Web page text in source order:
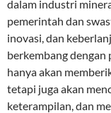
dalam industri
pemerintah dan
inovasi, dan
berkembang
hanya akan
tetapi juga akan
keterampilan, dan